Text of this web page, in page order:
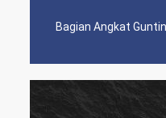
Bagian Angkat